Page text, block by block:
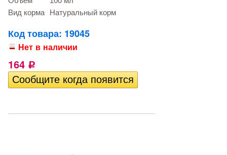
Вид корма
Натуральный корм
Код товара: 19045
Нет в наличии
164 Р